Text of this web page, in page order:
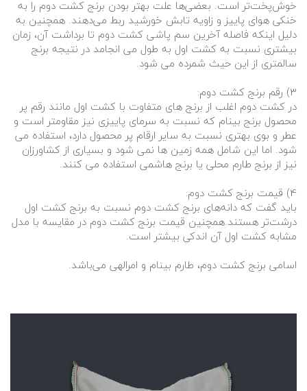
خوش‌پخت‌تر است. بعضی‌ها علت بهتر بودن برنج کشت دوم را به
خنکی هوای پاییز و زاویه تابش خورشید ربط می‌دهند. همچنین به
دلیل اینکه فاصله آخرین سم پاشی کشت دوم تا برداشت آن، زمان
بیشتری نسبت به کشت اول به طول می انجامد در نتیجه برنج
در کشت دوم اغلب از برنج های متفاوت با کشت اول مانند رقم پر
محصول برنج بینام که نسبت به سرمای پاییزی نیز مقاومتر است و
عطر و بوی بهتری نسبت به سایر ارقام پر محصول دارد، استفاده می
شود. اما این شامل همه زمین ها نمی شود و بسیاری از کشاورزان
باید گفت که دانه‌های برنج کشت دوم نسبت به برنج کشت اول
درشت‌تر هستند.همچنین قیمت برنج کشت دوم در مقایسه با مدل
اسامی برنج کشت دوم، طارم بینام و امرالهی می‌باشد.